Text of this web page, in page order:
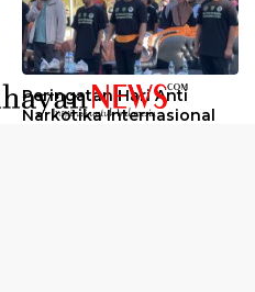
Peringatan Hari Anti
Narkotika Internasional